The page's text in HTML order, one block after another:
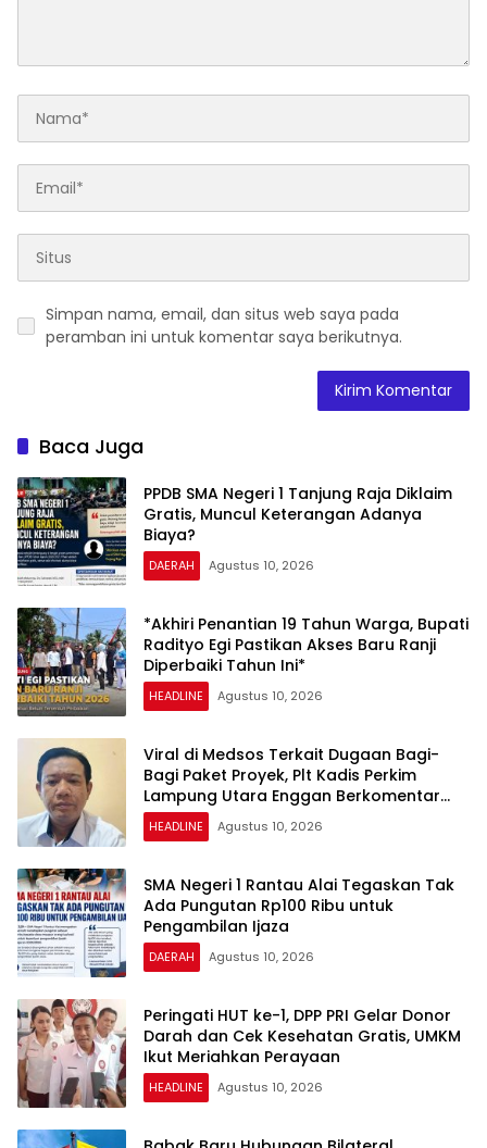
Simpan nama, email, dan situs web saya pada
peramban ini untuk komentar saya berikutnya.
Baca Juga
PPDB SMA Negeri 1 Tanjung Raja Diklaim
Gratis, Muncul Keterangan Adanya
Biaya?
DAERAH Agustus 10, 2026
*Akhiri Penantian 19 Tahun Warga, Bupati
Radityo Egi Pastikan Akses Baru Ranji
Diperbaiki Tahun Ini*
HEADLINE Agustus 10, 2026
Viral di Medsos Terkait Dugaan Bagi-
Bagi Paket Proyek, Plt Kadis Perkim
Lampung Utara Enggan Berkomentar
Banyak
HEADLINE Agustus 10, 2026
SMA Negeri 1 Rantau Alai Tegaskan Tak
Ada Pungutan Rp100 Ribu untuk
Pengambilan Ijaza
DAERAH Agustus 10, 2026
Peringati HUT ke-1, DPP PRI Gelar Donor
Darah dan Cek Kesehatan Gratis, UMKM
Ikut Meriahkan Perayaan
HEADLINE Agustus 10, 2026